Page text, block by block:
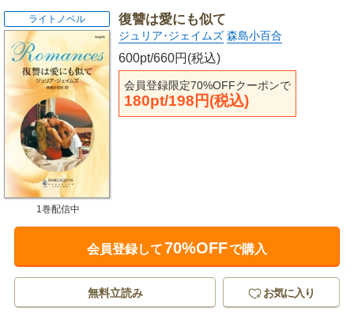
復讐は愛にも似て
ジュリア･ジェイムズ 森島小百合
600pt/660円(税込)
会員登録限定70%OFFクーポンで
180pt/198円(税込)
ライトノベル
1巻配信中
会員登録して70%OFFで購入
無料立読み お気に入り